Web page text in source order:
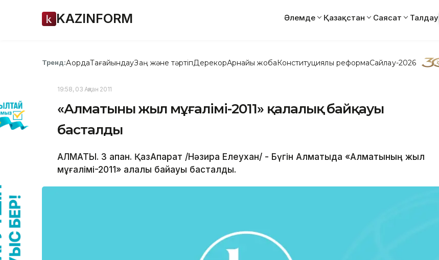
KAZINFORM Әлемде Қазақстан Саясат Талдау
Тренд:АқордаТағайындауЗаң және тәртіпДерекқорАрнайы жобаКонституциялық реформаСайлау-2026
19:58, 03 Ақпан 2011
«Алматының жыл мұғалімі-2011» қалалық байқауы
басталды
АЛМАТЫ. 3 ақпан. ҚазАқпарат /Нәзира Елеухан/ - Бүгін Алматыда «Алматының жыл
мұғалімі-2011» қалалық байқауы басталды.